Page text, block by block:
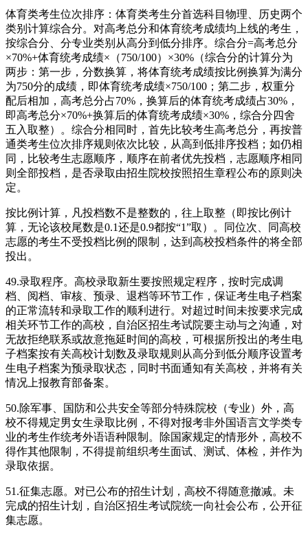
体育类考生位次排序：体育类考生分首选科目物理、历史两个
类别计算综合分。对高考总分和体育统考成绩均上线的考生，
按综合分、分专业类别从高分到低分排序。综合分=高考总分
×70%+体育统考成绩×（750/100）×30%（综合分的计算分为
两步：第一步，分数换算，将体育统考成绩按比例换算为满分
为750分的成绩，即体育统考成绩×750/100；第二步，权重分
配后相加，高考总分占70%，换算后的体育统考成绩占30%，
即高考总分×70%+换算后的体育统考成绩×30%，综合分四舍
五入取整）。综合分相同时，首先比较考生高考总分，再按普
通类考生位次排序规则依次比较，从高到低排序投档；如仍相
同，比较考生志愿顺序，顺序在前者优先投档，志愿顺序相同
则全部投档，是否录取由招生院校按照招生章程公布的原则决
定。
按比例计算，凡投档数不是整数的，往上取整（即按比例计
算，无论该校尾数是0.1还是0.9都按“1”取）。同位次、同高校
志愿的考生不受投档比例的限制，达到高校投档条件的将全部
投出。
49.录取程序。高校录取新生要按照规定程序，按时完成调
档、阅档、审核、预录、退档等环节工作，保证考生电子档案
的正常流转和录取工作的顺利进行。对超过时间未按要求完成
相关环节工作的高校，自治区招生考试院要主动与之沟通，对
无故拒绝联系或故意拖延时间的高校，可根据所投出的考生电
子档案按有关高校计划数及录取规则从高分到低分顺序设置考
生电子档案为预录取状态，同时书面通知有关高校，并将有关
情况上报教育部备案。
50.除军事、国防和公共安全等部分特殊院校（专业）外，高
校不得规定男女生录取比例，不得对报考非外国语言文学类专
业的考生作统考外语语种限制。除国家规定的情形外，高校不
得作其他限制，不得提前组织考生面试、测试、体检，并作为
录取依据。
51.征集志愿。对已公布的招生计划，高校不得随意撤减。未
完成的招生计划，自治区招生考试院统一向社会公布，公开征
集志愿。